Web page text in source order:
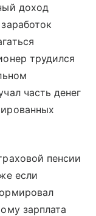
доход
трудился
часть денег
пенсии
если
зарплата